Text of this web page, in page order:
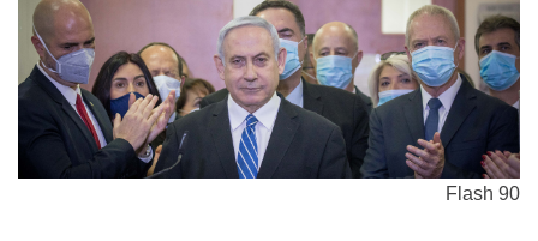
Flash 90